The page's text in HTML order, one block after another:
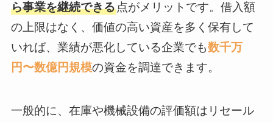
ら事業を継続できる点がメリットです。借入額
の上限はなく、価値の高い資産を多く保有して
いれば、業績が悪化している企業でも数千万
円〜数億円規模の資金を調達できます。
一般的に、在庫や機械設備の評価額はリセール